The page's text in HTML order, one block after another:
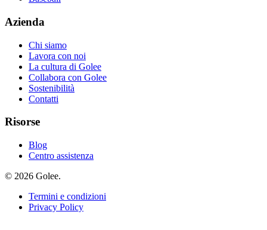
Azienda
Chi siamo
Lavora con noi
La cultura di Golee
Collabora con Golee
Sostenibilità
Contatti
Risorse
Blog
Centro assistenza
© 2026 Golee.
Termini e condizioni
Privacy Policy